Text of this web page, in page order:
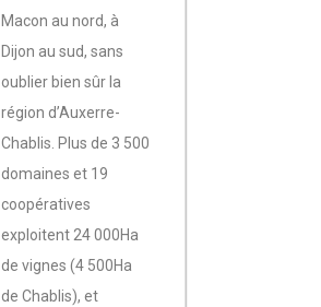
Macon au nord, à
Dijon au sud, sans
oublier bien sûr la
région d’Auxerre-
Chablis. Plus de 3 500
domaines et 19
coopératives
exploitent 24 000Ha
de vignes (4 500Ha
de Chablis), et